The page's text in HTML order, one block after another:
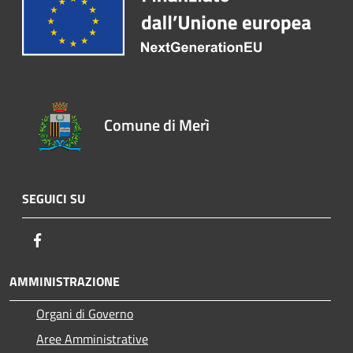
Comune di Merì
SEGUICI SU
AMMINISTRAZIONE
Organi di Governo
Aree Amministrative